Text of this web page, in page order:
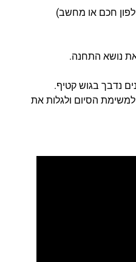
חכם או מחשב)
נושא התחנה.
נדבך בגוש קטיף.
הסיום ולגלות את